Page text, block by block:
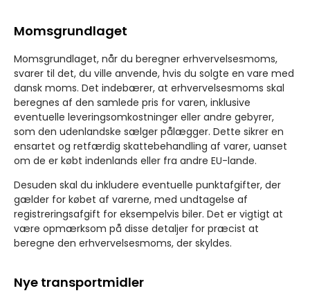
Momsgrundlaget
Momsgrundlaget, når du beregner erhvervelsesmoms,
svarer til det, du ville anvende, hvis du solgte en vare med
dansk moms. Det indebærer, at erhvervelsesmoms skal
beregnes af den samlede pris for varen, inklusive
eventuelle leveringsomkostninger eller andre gebyrer,
som den udenlandske sælger pålægger. Dette sikrer en
ensartet og retfærdig skattebehandling af varer, uanset
om de er købt indenlands eller fra andre EU-lande.
Desuden skal du inkludere eventuelle punktafgifter, der
gælder for købet af varerne, med undtagelse af
registreringsafgift for eksempelvis biler. Det er vigtigt at
være opmærksom på disse detaljer for præcist at
beregne den erhvervelsesmoms, der skyldes.
Nye transportmidler